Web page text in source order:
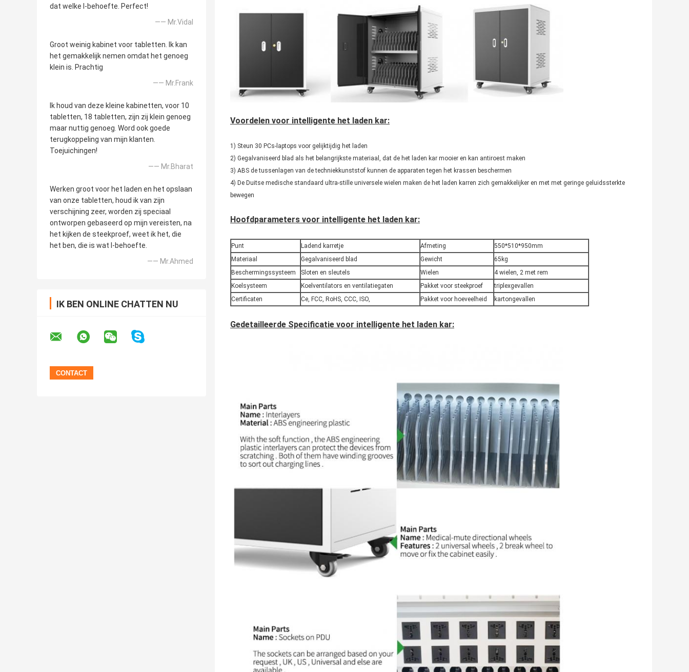
dat welke I-behoefte. Perfect!
—— Mr.Vidal
Groot weinig kabinet voor tabletten. Ik kan
het gemakkelijk nemen omdat het genoeg
klein is. Prachtig
—— Mr.Frank
Ik houd van deze kleine kabinetten, voor 10
tabletten, 18 tabletten, zijn zij klein genoeg
maar nuttig genoeg. Word ook goede
terugkoppeling van mijn klanten.
Toejuichingen!
—— Mr.Bharat
Werken groot voor het laden en het opslaan
van onze tabletten, houd ik van zijn
verschijning zeer, worden zij speciaal
ontworpen gebaseerd op mijn vereisten, na
het kijken de steekproef, weet ik het, die
het ben, die is wat I-behoefte.
—— Mr.Ahmed
IK BEN ONLINE CHATTEN NU
Voordelen voor intelligente het laden kar:
1) Steun 30 PCs-laptops voor gelijktijdig het laden
2) Gegalvaniseerd blad als het belangrijkste materiaal, dat de het laden kar mooier en kan antiroest maken
3) ABS de tussenlagen van de techniekkunststof kunnen de apparaten tegen het krassen beschermen
4) De Duitse medische standaard ultra-stille universele wielen maken de het laden karren zich gemakkelijker en met met geringe geluidssterkte
bewegen
Hoofdparameters voor intelligente het laden kar:
Punt Ladend karretje Afmeting
550*510*950mm
Materiaal
Gegalvaniseerd blad Gewicht
65kg
Beschermingssysteem
Sloten en sleutels Wielen
4 wielen, 2 met rem
Koelsysteem
Koelventilators en ventilatiegaten Pakket voor steekproef
triplexgevallen
Certificaten
Ce, FCC, RoHS, CCC, ISO, Pakket voor hoeveelheid kartongevallen
Gedetailleerde Specificatie voor intelligente het laden kar: